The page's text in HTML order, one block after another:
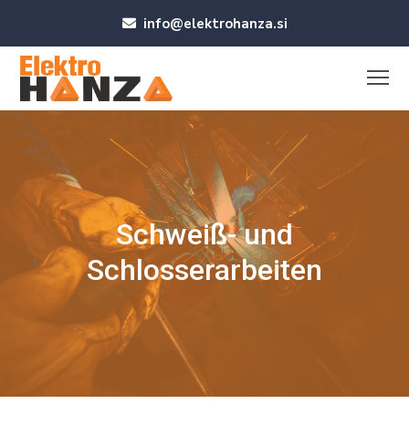
info@elektrohanza.si
Schweiß- und
Schlosserarbeiten